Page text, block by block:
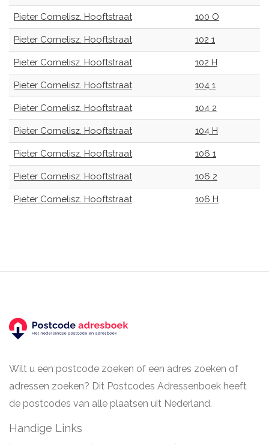
Pieter Cornelisz. Hooftstraat 100 O
Pieter Cornelisz. Hooftstraat 102 1
Pieter Cornelisz. Hooftstraat 102 H
Pieter Cornelisz. Hooftstraat 104 1
Pieter Cornelisz. Hooftstraat 104 2
Pieter Cornelisz. Hooftstraat 104 H
Pieter Cornelisz. Hooftstraat 106 1
Pieter Cornelisz. Hooftstraat 106 2
Pieter Cornelisz. Hooftstraat 106 H
Wilt u een postcode zoeken of een adres zoeken of
adressen zoeken? Dit Postcodes Adressenboek heeft
de postcodes van alle plaatsen uit Nederland.
Handige Links